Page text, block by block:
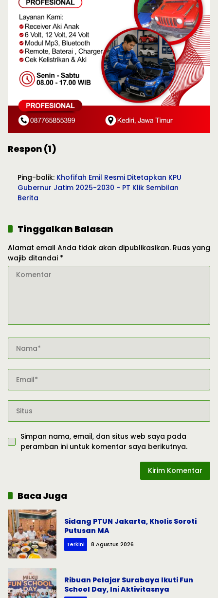
Respon (1)
Ping-balik: Khofifah Emil Resmi Ditetapkan KPU
Gubernur Jatim 2025-2030 - PT Klik Sembilan
Berita
Tinggalkan Balasan
Alamat email Anda tidak akan dipublikasikan. Ruas yang
wajib ditandai *
Simpan nama, email, dan situs web saya pada
peramban ini untuk komentar saya berikutnya.
Baca Juga
Sidang PTUN Jakarta, Kholis Soroti
Putusan MA
Terkini 8 Agustus 2026
Ribuan Pelajar Surabaya Ikuti Fun
School Day, Ini Aktivitasnya